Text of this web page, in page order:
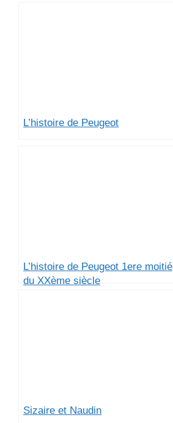
L’histoire de Peugeot
L’histoire de Peugeot 1ere moitié
du XXème siècle
Sizaire et Naudin